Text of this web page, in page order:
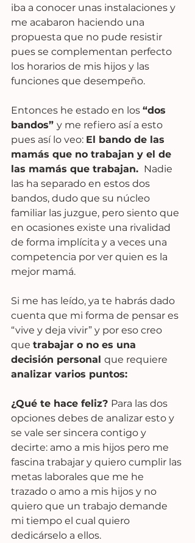
iba a conocer unas instalaciones y
me acabaron haciendo una
propuesta que no pude resistir
pues se complementan perfecto
los horarios de mis hijos y las
funciones que desempeño.
Entonces he estado en los “dos
bandos” y me refiero así a esto
pues así lo veo: El bando de las
mamás que no trabajan y el de
las mamás que trabajan. Nadie
las ha separado en estos dos
bandos, dudo que su núcleo
familiar las juzgue, pero siento que
en ocasiones existe una rivalidad
de forma implícita y a veces una
competencia por ver quien es la
mejor mamá.
Si me has leído, ya te habrás dado
cuenta que mi forma de pensar es
“vive y deja vivir” y por eso creo
que trabajar o no es una
decisión personal que requiere
analizar varios puntos:
¿Qué te hace feliz? Para las dos
opciones debes de analizar esto y
se vale ser sincera contigo y
decirte: amo a mis hijos pero me
fascina trabajar y quiero cumplir las
metas laborales que me he
trazado o amo a mis hijos y no
quiero que un trabajo demande
mi tiempo el cual quiero
dedicárselo a ellos.